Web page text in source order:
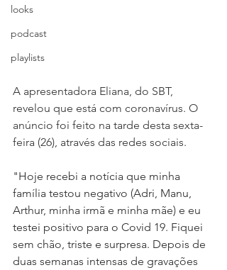
looks
podcast
playlists
A apresentadora Eliana, do SBT,
revelou que está com coronavírus. O
anúncio foi feito na tarde desta sexta-
feira (26), através das redes sociais.
"Hoje recebi a notícia que minha
família testou negativo (Adri, Manu,
Arthur, minha irmã e minha mãe) e eu
testei positivo para o Covid 19. Fiquei
sem chão, triste e surpresa. Depois de
duas semanas intensas de gravações